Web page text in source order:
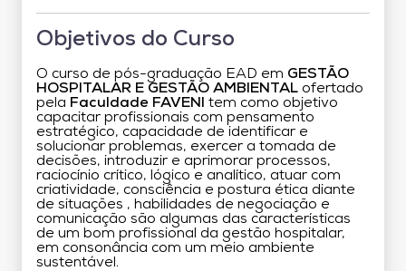
Objetivos do Curso
O curso de pós-graduação EAD em GESTÃO
HOSPITALAR E GESTÃO AMBIENTAL ofertado
pela Faculdade FAVENI
tem como objetivo
capacitar profissionais com pensamento
estratégico, capacidade de identificar e
solucionar problemas, exercer a tomada de
decisões, introduzir e aprimorar processos,
raciocínio crítico, lógico e analítico, atuar com
criatividade, consciência e postura ética diante
de situações , habilidades de negociação e
comunicação são algumas das características
de um bom profissional da gestão hospitalar,
em consonância com um meio ambiente
sustentável.